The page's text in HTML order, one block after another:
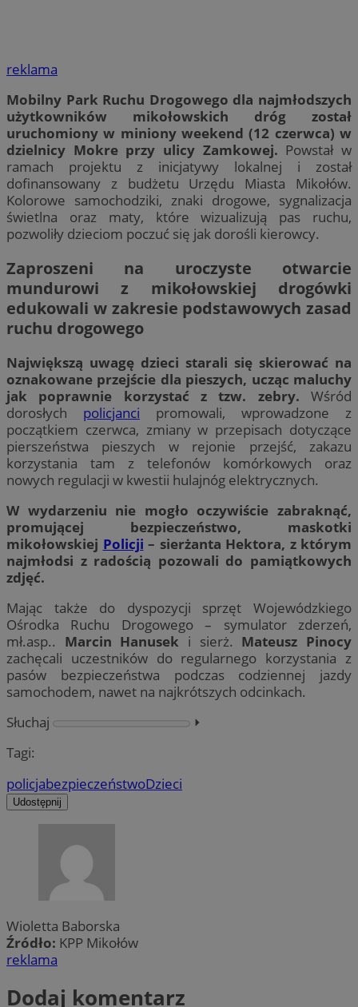
reklama
Mobilny Park Ruchu Drogowego dla najmłodszych
użytkowników mikołowskich dróg został
uruchomiony w miniony weekend (12 czerwca) w
dzielnicy Mokre przy ulicy Zamkowej. Powstał w
ramach projektu z inicjatywy lokalnej i został
dofinansowany z budżetu Urzędu Miasta Mikołów.
Kolorowe samochodziki, znaki drogowe, sygnalizacja
świetlna oraz maty, które wizualizują pas ruchu,
pozwoliły dzieciom poczuć się jak dorośli kierowcy.
Zaproszeni na uroczyste otwarcie
mundurowi z mikołowskiej drogówki
edukowali w zakresie podstawowych zasad
ruchu drogowego
Największą uwagę dzieci starali się skierować na
oznakowane przejście dla pieszych, ucząc maluchy
jak poprawnie korzystać z tzw. zebry. Wśród
dorosłych policjanci promowali, wprowadzone z
początkiem czerwca, zmiany w przepisach dotyczące
pierszeństwa pieszych w rejonie przejść, zakazu
korzystania tam z telefonów komórkowych oraz
nowych regulacji w kwestii hulajnóg elektrycznych.
W wydarzeniu nie mogło oczywiście zabraknąć,
promującej bezpieczeństwo, maskotki
mikołowskiej Policji – sierżanta Hektora, z którym
najmłodsi z radością pozowali do pamiątkowych
zdjęć.
Mając także do dyspozycji sprzęt Wojewódzkiego
Ośrodka Ruchu Drogowego – symulator zderzeń,
mł.asp.. Marcin Hanusek i sierż. Mateusz Pinocy
zachęcali uczestników do regularnego korzystania z
pasów bezpieczeństwa podczas codziennej jazdy
samochodem, nawet na najkrótszych odcinkach.
Słuchaj
⏵︎
Tagi:
policjabezpieczeństwoDzieci
Udostępnij
Wioletta Baborska
Źródło: KPP Mikołów
reklama
Dodaj komentarz